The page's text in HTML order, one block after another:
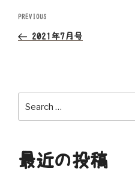
投
稿
ビ
ゲ
シ
Previous
Post
PREVIOUS
2021年7月号
最近の投稿